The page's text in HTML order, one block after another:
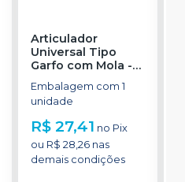
Articulador
Universal Tipo
Garfo com Mola -
NOVA OGP
Embalagem com 1
unidade
R$ 27,41 no Pix
ou R$ 28,26nas
demais condições